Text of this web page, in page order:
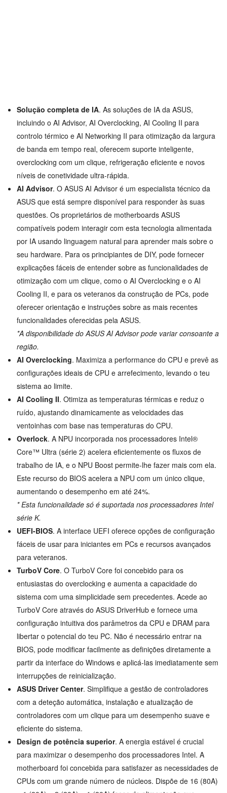
Solução completa de IA. As soluções de IA da ASUS,
incluindo o AI Advisor, AI Overclocking, AI Cooling II para
controlo térmico e AI Networking II para otimização da largura
de banda em tempo real, oferecem suporte inteligente,
overclocking com um clique, refrigeração eficiente e novos
níveis de conetividade ultra-rápida.
AI Advisor. O ASUS AI Advisor é um especialista técnico da
ASUS que está sempre disponível para responder às suas
questões. Os proprietários de motherboards ASUS
compatíveis podem interagir com esta tecnologia alimentada
por IA usando linguagem natural para aprender mais sobre o
seu hardware. Para os principiantes de DIY, pode fornecer
explicações fáceis de entender sobre as funcionalidades de
otimização com um clique, como o AI Overclocking e o AI
Cooling II, e para os veteranos da construção de PCs, pode
oferecer orientação e instruções sobre as mais recentes
funcionalidades oferecidas pela ASUS.
*A disponibilidade do ASUS AI Advisor pode variar consoante a
região.
AI Overclocking. Maximiza a performance do CPU e prevê as
configurações ideais de CPU e arrefecimento, levando o teu
sistema ao limite.
AI Cooling II. Otimiza as temperaturas térmicas e reduz o
ruído, ajustando dinamicamente as velocidades das
ventoinhas com base nas temperaturas do CPU.
Overlock. A NPU incorporada nos processadores Intel®
Core™ Ultra (série 2) acelera eficientemente os fluxos de
trabalho de IA, e o NPU Boost permite-lhe fazer mais com ela.
Este recurso do BIOS acelera a NPU com um único clique,
aumentando o desempenho em até 24%.
* Esta funcionalidade só é suportada nos processadores Intel
série K.
UEFI-BIOS. A interface UEFI oferece opções de configuração
fáceis de usar para iniciantes em PCs e recursos avançados
para veteranos.
TurboV Core. O TurboV Core foi concebido para os
entusiastas do overclocking e aumenta a capacidade do
sistema com uma simplicidade sem precedentes. Acede ao
TurboV Core através do ASUS DriverHub e fornece uma
configuração intuitiva dos parâmetros da CPU e DRAM para
libertar o potencial do teu PC. Não é necessário entrar na
BIOS, pode modificar facilmente as definições diretamente a
partir da interface do Windows e aplicá-las imediatamente sem
interrupções de reinicialização.
ASUS Driver Center. Simplifique a gestão de controladores
com a deteção automática, instalação e atualização de
controladores com um clique para um desempenho suave e
eficiente do sistema.
Design de potência superior. A energia estável é crucial
para maximizar o desempenho dos processadores Intel. A
motherboard foi concebida para satisfazer as necessidades de
CPUs com um grande número de núcleos. Dispõe de 16 (80A)